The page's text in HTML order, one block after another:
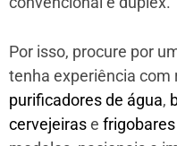
Por isso, procure por
tenha experiência com
purificadores de água,
cervejeirase frigobares